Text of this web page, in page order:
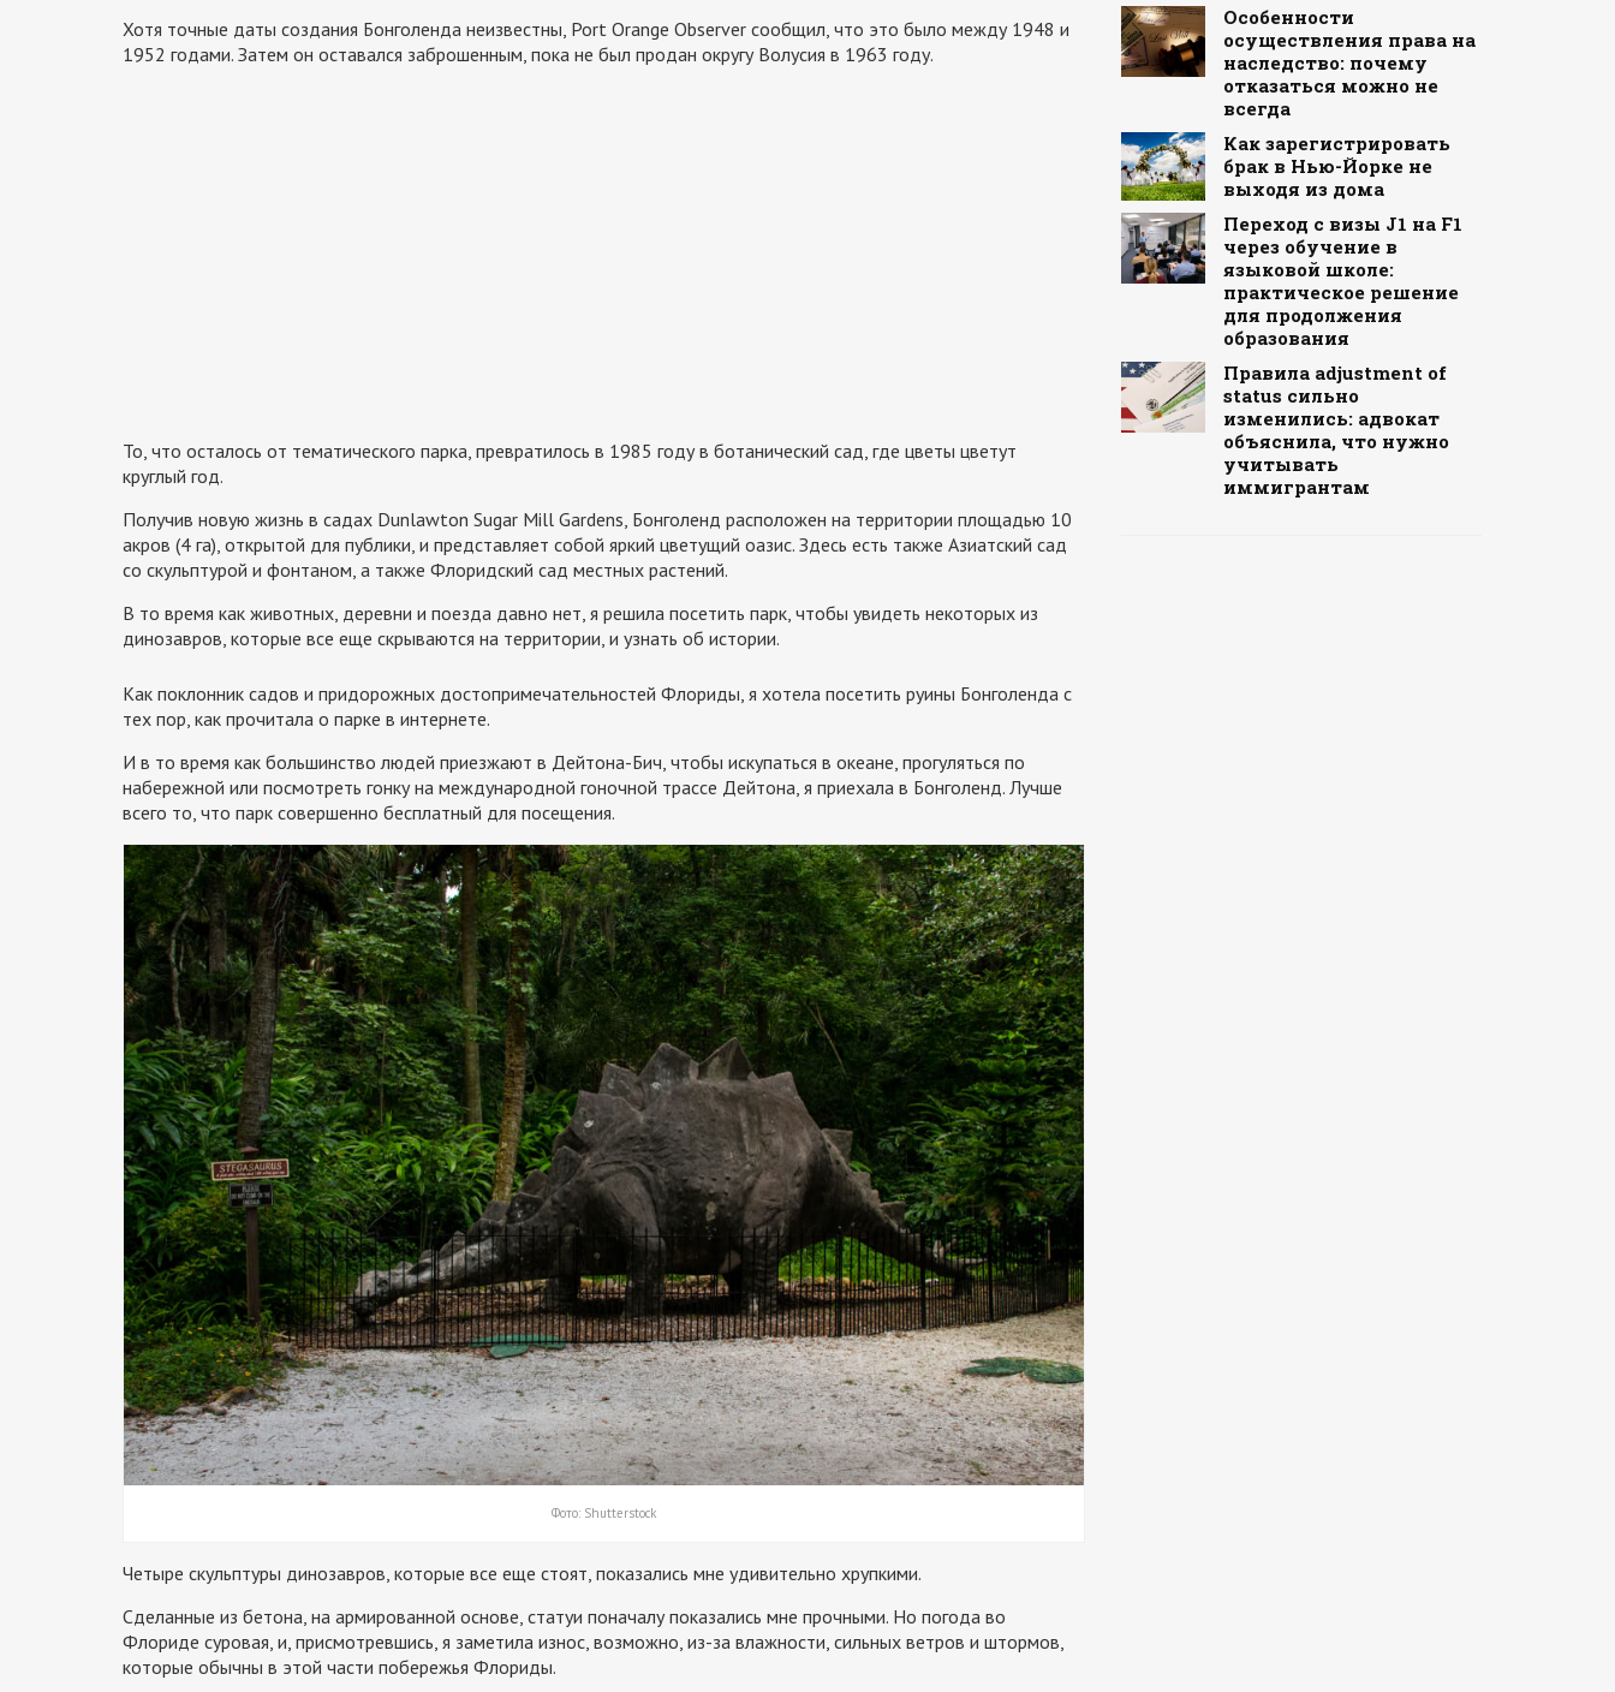
Хотя точные даты создания Бонголенда неизвестны, Port Orange Observer сообщил, что это было между 1948 и
1952 годами. Затем он оставался заброшенным, пока не был продан округу Волусия в 1963 году.
То, что осталось от тематического парка, превратилось в 1985 году в ботанический сад, где цветы цветут
круглый год.
Получив новую жизнь в садах Dunlawton Sugar Mill Gardens, Бонголенд расположен на территории площадью 10
акров (4 га), открытой для публики, и представляет собой яркий цветущий оазис. Здесь есть также Азиатский сад
со скульптурой и фонтаном, а также Флоридский сад местных растений.
В то время как животных, деревни и поезда давно нет, я решила посетить парк, чтобы увидеть некоторых из
динозавров, которые все еще скрываются на территории, и узнать об истории.
Как поклонник садов и придорожных достопримечательностей Флориды, я хотела посетить руины Бонголенда с
тех пор, как прочитала о парке в интернете.
И в то время как большинство людей приезжают в Дейтона-Бич, чтобы искупаться в океане, прогуляться по
набережной или посмотреть гонку на международной гоночной трассе Дейтона, я приехала в Бонголенд. Лучше
всего то, что парк совершенно бесплатный для посещения.
Фото: Shutterstock
Четыре скульптуры динозавров, которые все еще стоят, показались мне удивительно хрупкими.
Сделанные из бетона, на армированной основе, статуи поначалу показались мне прочными. Но погода во
Флориде суровая, и, присмотревшись, я заметила износ, возможно, из-за влажности, сильных ветров и штормов,
которые обычны в этой части побережья Флориды.
Особенности
осуществления права на
наследство: почему
отказаться можно не
всегда
Как зарегистрировать
брак в Нью-Йорке не
выходя из дома
Переход с визы J1 на F1
через обучение в
языковой школе:
практическое решение
для продолжения
образования
Правила adjustment of
status сильно
изменились: адвокат
объяснила, что нужно
учитывать
иммигрантам